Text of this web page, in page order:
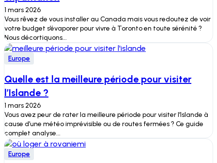
1 mars 2026
Vous rêvez de vous installer au Canada mais vous redoutez de voir
votre budget s’évaporer pour vivre à Toronto en toute sérénité ?
Nous décortiquons...
Europe
Quelle est la meilleure période pour visiter
l’Islande ?
1 mars 2026
Vous avez peur de rater la meilleure période pour visiter l’Islande à
cause d’une météo imprévisible ou de routes fermées ? Ce guide
complet analyse...
Europe